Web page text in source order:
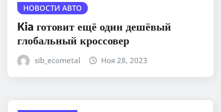
НОВОСТИ АВТО
Kia готовит ещё один дешёвый
глобальный кроссовер
sib_ecometal Ноя 28, 2023